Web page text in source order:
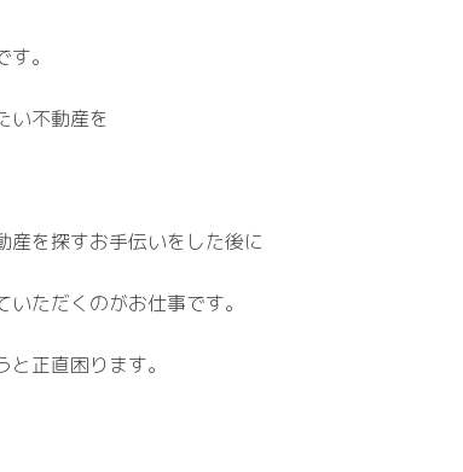
。
い不動産を
産を探すお手伝いをした後に
いただくのがお仕事です。
正直困ります。